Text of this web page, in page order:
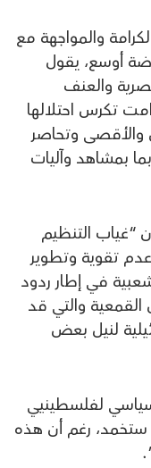
والمواجهة مع
أوسع، يقول
والعنف
48، وما دامت تكرس احتلالها
وتحاصر
بمشاهد وآليات
“غياب التنظيم
الحقيقي لفلسطينيي 48، وعدم تقوية وتطوير
في إطار ردود
والتي قد
لنيل بعض
سياسي لفلسطينيي
ستخمد، رغم أن هذه